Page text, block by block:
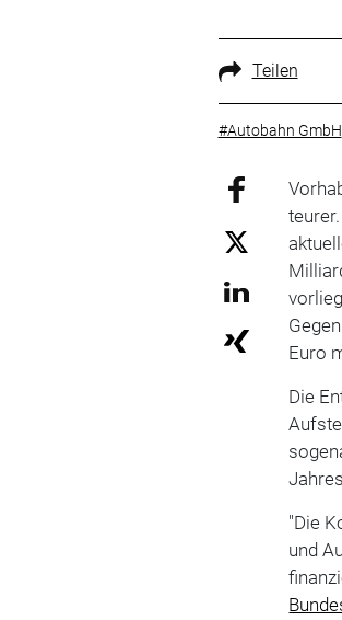
Teilen
#Autobahn GmbH
Euro
Die
"Die
und